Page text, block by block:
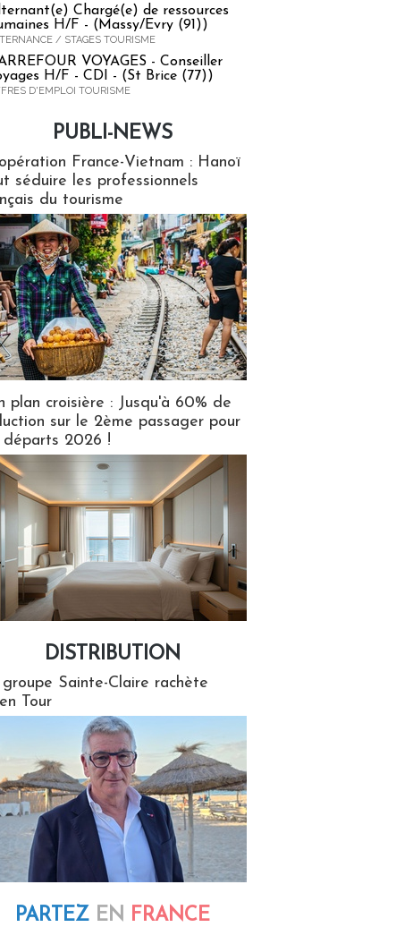
Chargé(e) de ressources
H/F - (Massy/Evry (91))
/ STAGES TOURISME
VOYAGES - Conseiller
H/F - CDI - (St Brice (77))
D'EMPLOI TOURISME
PUBLI-NEWS
France-Vietnam : Hanoï
séduire les professionnels
du tourisme
plan croisière : Jusqu'à 60% de
sur le 2ème passager pour
départs 2026 !
DISTRIBUTION
Sainte-Claire rachète
Tour
PARTEZ EN FRANCE